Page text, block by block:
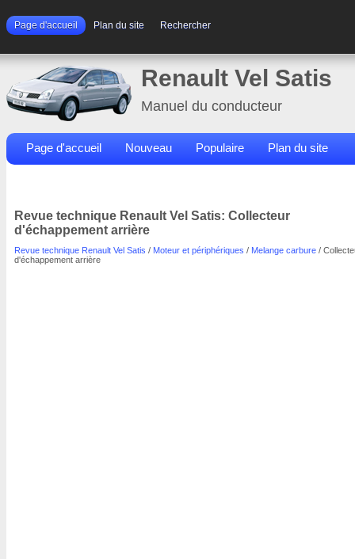
Page d'accueil Plan du site Rechercher
Renault Vel Satis
Manuel du conducteur
Page d'accueil Nouveau Populaire Plan du site
Revue technique Renault Vel Satis: Collecteur
d'échappement arrière
Revue technique Renault Vel Satis / Moteur et périphériques / Melange carbure /
d'échappement arrière